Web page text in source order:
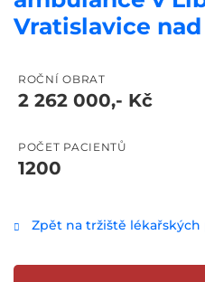
Vratislavice
ROČNÍ OBRAT
2 262 000,- Kč
POČET PACIENTŮ
1200
Zpět na tržiště lékařských